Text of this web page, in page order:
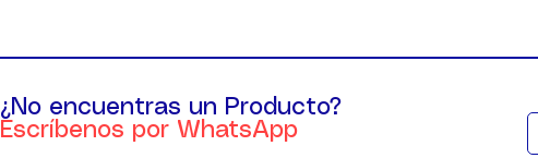
¿No encuentras un Producto?
Escríbenos por WhatsApp